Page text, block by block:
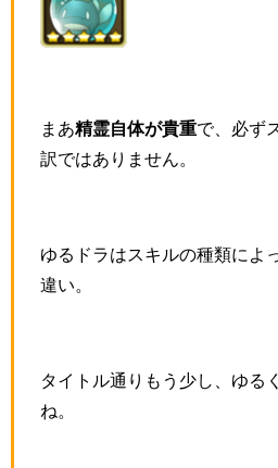
まあ精霊自体が貴重で、必ず
訳ではありません。
ゆるドラはスキルの種類によ
違い。
タイトル通りもう少し、ゆる
ね。